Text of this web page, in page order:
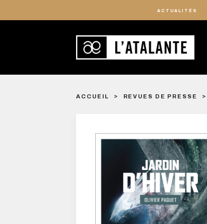
ACTUALITÉS
ACCUEIL REVUES DE PRESSE